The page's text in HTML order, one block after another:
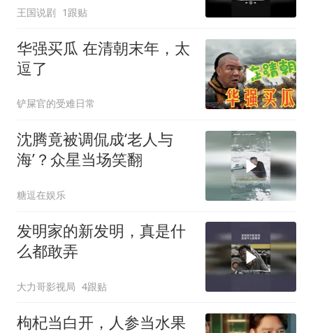
王国说剧 1跟贴
华强买瓜 在清朝末年，太
逗了
铲屎官的受难日常
沈腾竟被调侃成‘老人与
海’？众星当场笑翻
糖逗在娱乐
发明家的新发明，真是什
么都敢弄
大力哥影视局 4跟贴
枸杞当白开，人参当水果